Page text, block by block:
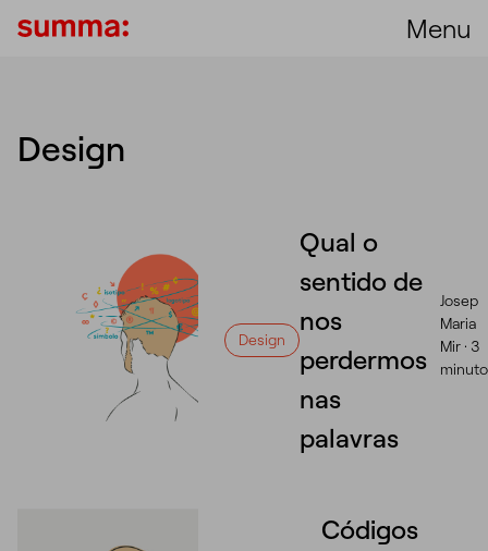
Menu
Design
Design
Qual o
sentido de
nos
perdermos
nas
palavras
Josep
Maria
Mir · 3
Códigos